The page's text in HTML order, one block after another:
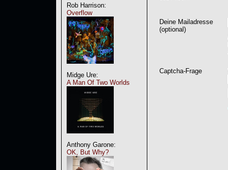
Rob Harrison:
Overflow
Midge Ure:
A Man Of Two Worlds
Anthony Garone:
OK, But Why?
Deine Mailadresse
(optional)
Captcha-Frage